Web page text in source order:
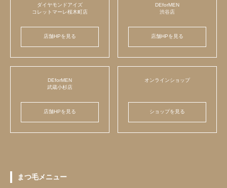
ダイヤモンドアイズ
コレットマーレ桜木町店
店舗HPを見る
DEforMEN
渋谷店
店舗HPを見る
DEforMEN
武蔵小杉店
店舗HPを見る
オンラインショップ
ショップを見る
まつ毛メニュー